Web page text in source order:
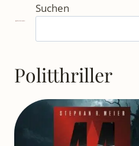
Inhalt
springen
Suchen
Politthriller